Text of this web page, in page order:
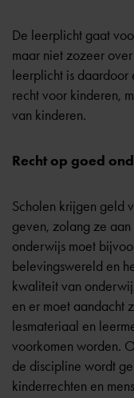
De leerplicht gaat
maar niet zozeer
leerplicht is daardoor
recht voor kinderen,
van kinderen.
Recht op goed
Scholen krijgen geld
geven, zolang ze
onderwijs moet
belevingswereld en
kwaliteit van
en er moet aandacht
lesmateriaal en
voorkomen worden.
de discipline wordt
kinderrechten en